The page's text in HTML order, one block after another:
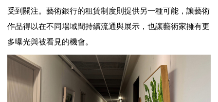
受到關注。藝術銀行的租賃制度則提供另一種可能，讓藝術
作品得以在不同場域間持續流通與展示，也讓藝術家擁有更
多曝光與被看見的機會。